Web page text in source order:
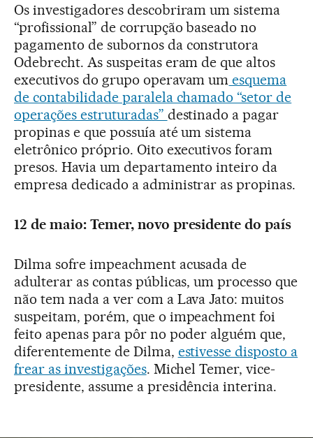
Os investigadores descobriram um sistema
“profissional” de corrupção baseado no
pagamento de subornos da construtora
Odebrecht. As suspeitas eram de que altos
executivos do grupo operavam um esquema
de contabilidade paralela chamado “setor de
operações estruturadas” destinado a pagar
propinas e que possuía até um sistema
eletrônico próprio. Oito executivos foram
presos. Havia um departamento inteiro da
empresa dedicado a administrar as propinas.
12 de maio: Temer, novo presidente do país
Dilma sofre impeachment acusada de
adulterar as contas públicas, um processo que
não tem nada a ver com a Lava Jato: muitos
suspeitam, porém, que o impeachment foi
feito apenas para pôr no poder alguém que,
diferentemente de Dilma, estivesse disposto a
frear as investigações. Michel Temer, vice-
presidente, assume a presidência interina.